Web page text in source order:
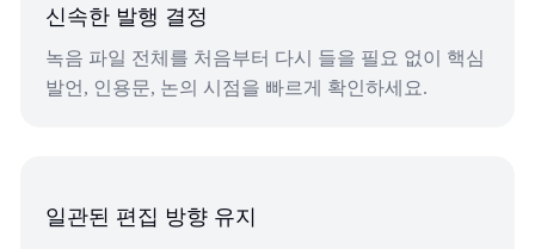
신속한 발행 결정
녹음 파일 전체를 처음부터 다시 들을 필요 없이 핵심
발언, 인용문, 논의 시점을 빠르게 확인하세요.
일관된 편집 방향 유지